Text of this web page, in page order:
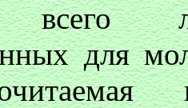
всего
для